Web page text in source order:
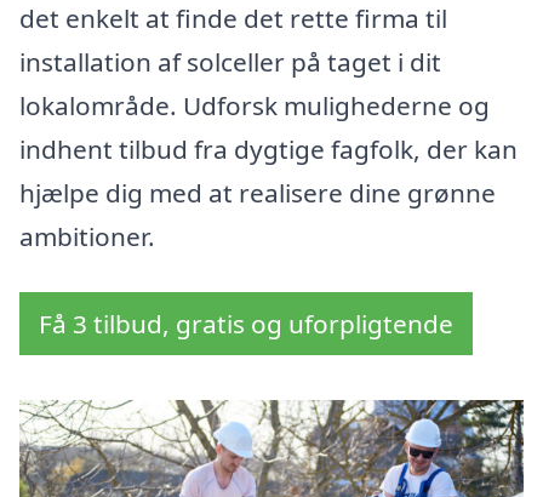
det enkelt at finde det rette firma til
installation af solceller på taget i dit
lokalområde. Udforsk mulighederne og
indhent tilbud fra dygtige fagfolk, der kan
hjælpe dig med at realisere dine grønne
ambitioner.
Få 3 tilbud, gratis og uforpligtende